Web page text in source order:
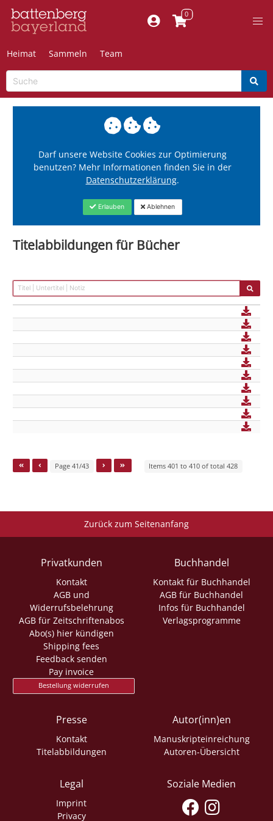
Heimat Sammeln Team
Darf unsere Website Cookies zur Optimierung
benutzen? Mehr Informationen finden Sie in der
Datenschutzerklärung.
Erlauben Ablehnen
Titelabbildungen für Bücher
Page 41/43 Items 401 to 410 of total 428
Zurück zum Seitenanfang
Privatkunden
Kontakt
AGB und
Widerrufsbelehrung
AGB für Zeitschriftenabos
Abo(s) hier kündigen
Shipping fees
Feedback senden
Pay invoice
Bestellung widerrufen
Buchhandel
Kontakt für Buchhandel
AGB für Buchhandel
Infos für Buchhandel
Verlagsprogramme
Presse
Kontakt
Titelabbildungen
Autor(inn)en
Manuskripteinreichung
Autoren-Übersicht
Legal
Imprint
Privacy
Soziale Medien